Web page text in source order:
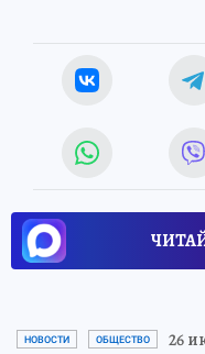
НОВОСТИ ОБЩЕСТВО 26